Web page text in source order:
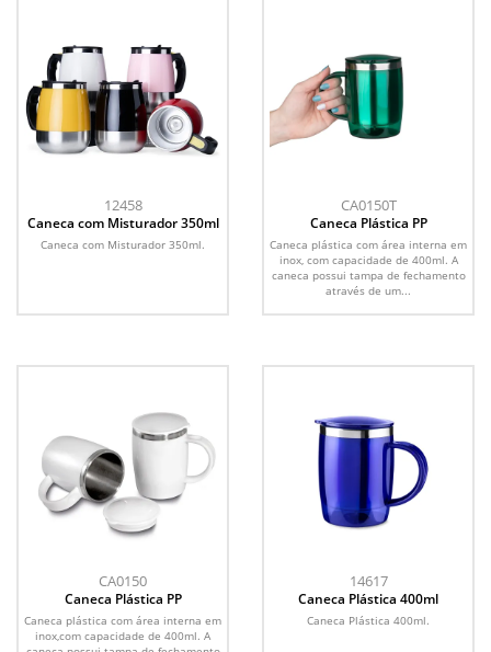
12458
Caneca com Misturador 350ml
Caneca com Misturador 350ml.
CA0150T
Caneca Plástica PP
Caneca plástica com área interna em
inox, com capacidade de 400ml. A
caneca possui tampa de fechamento
através de um...
CA0150
Caneca Plástica PP
Caneca plástica com área interna em
inox,com capacidade de 400ml. A
14617
Caneca Plástica 400ml
Caneca Plástica 400ml.